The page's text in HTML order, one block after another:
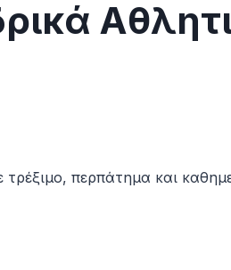
τρέξιμο, περπάτημα και